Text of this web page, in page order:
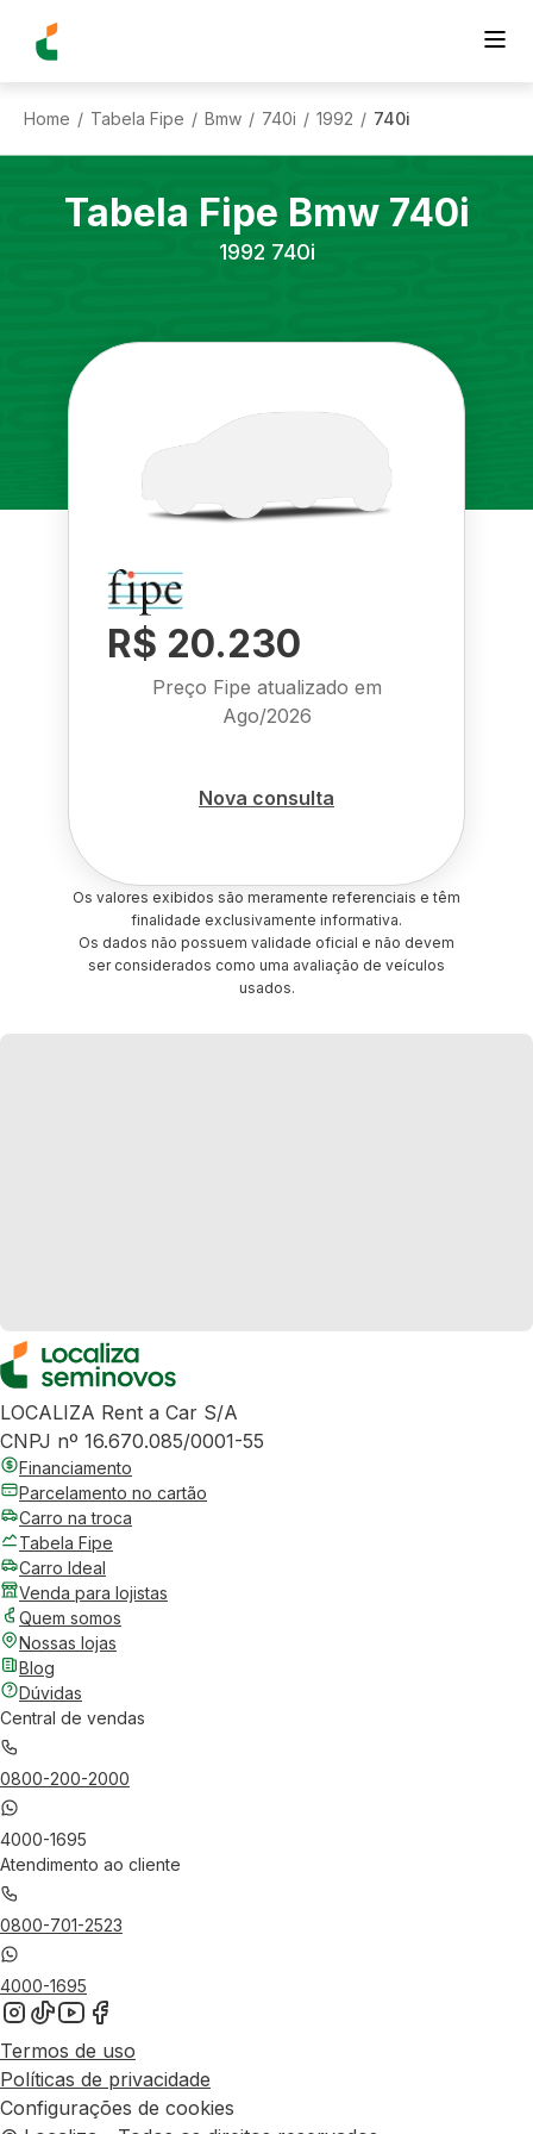
Home / Tabela Fipe / Bmw / 740i / 1992 / 740i
Tabela Fipe Bmw 740i
1992 740i
R$ 20.230
Preço Fipe atualizado em
Ago/2026
Nova consulta
Os valores exibidos são meramente referenciais e têm
finalidade exclusivamente informativa.
Os dados não possuem validade oficial e não devem
ser considerados como uma avaliação de veículos
usados.
LOCALIZA Rent a Car S/A
CNPJ nº 16.670.085/0001-55
Financiamento
Parcelamento no cartão
Carro na troca
Tabela Fipe
Carro Ideal
Venda para lojistas
Quem somos
Nossas lojas
Blog
Dúvidas
Central de vendas
0800-200-2000
4000-1695
Atendimento ao cliente
0800-701-2523
4000-1695
Termos de uso
Políticas de privacidade
Configurações de cookies